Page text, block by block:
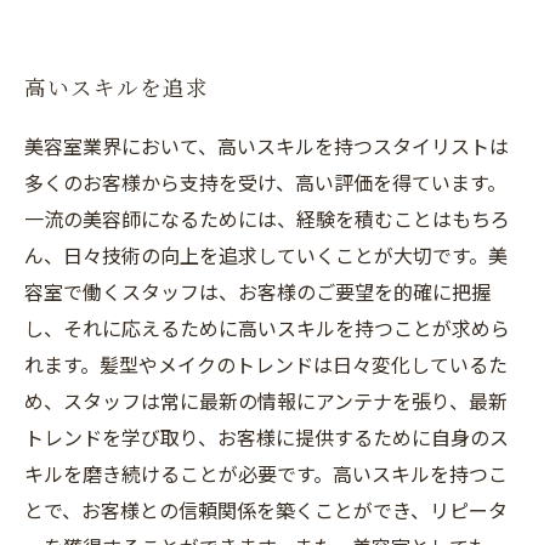
高いスキルを追求
美容室業界において、高いスキルを持つスタイリストは
多くのお客様から支持を受け、高い評価を得ています。
一流の美容師になるためには、経験を積むことはもちろ
ん、日々技術の向上を追求していくことが大切です。美
容室で働くスタッフは、お客様のご要望を的確に把握
し、それに応えるために高いスキルを持つことが求めら
れます。髪型やメイクのトレンドは日々変化しているた
め、スタッフは常に最新の情報にアンテナを張り、最新
トレンドを学び取り、お客様に提供するために自身のス
キルを磨き続けることが必要です。高いスキルを持つこ
とで、お客様との信頼関係を築くことができ、リピータ